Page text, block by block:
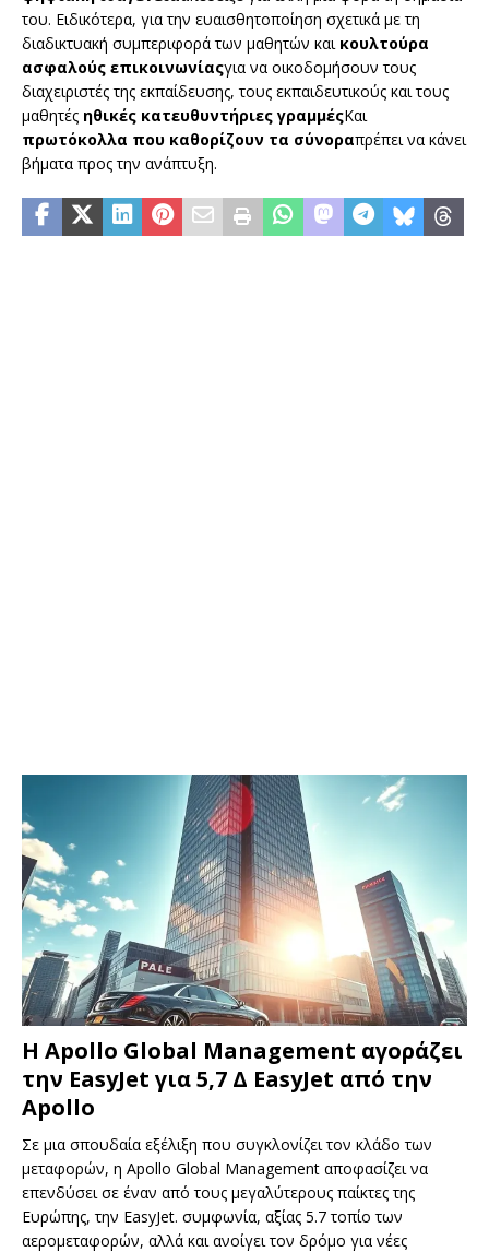
του. Ειδικότερα, για την ευαισθητοποίηση σχετικά με τη
διαδικτυακή συμπεριφορά των μαθητών και κουλτούρα
ασφαλούς επικοινωνίαςγια να οικοδομήσουν τους
διαχειριστές της εκπαίδευσης, τους εκπαιδευτικούς και τους
μαθητές ηθικές κατευθυντήριες γραμμέςΚαι
πρωτόκολλα που καθορίζουν τα σύνοραπρέπει να κάνει
βήματα προς την ανάπτυξη.
Η Apollo Global Management αγοράζει
την EasyJet για 5,7 Δ EasyJet από την
Apollo
Σε μια σπουδαία εξέλιξη που συγκλονίζει τον κλάδο των
μεταφορών, η Apollo Global Management αποφασίζει να
επενδύσει σε έναν από τους μεγαλύτερους παίκτες της
Ευρώπης, την EasyJet. συμφωνία, αξίας 5.7 τοπίο των
αερομεταφορών, αλλά και ανοίγει τον δρόμο για νέες